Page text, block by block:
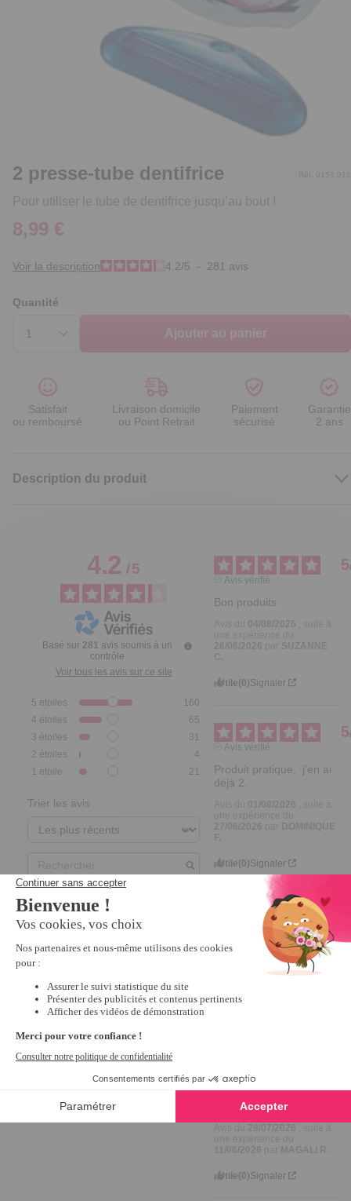
2 presse-tube dentifrice
Pour utiliser le tube de dentifrice jusqu’au bout !
Réf. 9153.016
8,99 €
Voir la description 4.2/5 - 281 avis
Quantité
Ajouter au panier
Satisfait
ou remboursé
Livraison domicile
ou Point Retrait
Paiement
sécurisé
Garantie
2 ans
Description du produit
4.2/5
Basé sur 281 avis soumis à un
contrôle
Voir tous les avis sur ce site
5 étoiles
160
4 étoiles
65
3 étoiles
31
2 étoiles
4
1 étoile 21
Trier les avis
5
Avis vérifié
Bon produits
Utile(0)Signaler
5
Avis vérifié
Produit pratique,  j'en ai
déjà 2.
01/08/2026
, suite à
27/06/2026
DOMINIQUE
Utile(0)Signaler
Avis vérifié
Bien
30/07/2026 , suite à
02/06/2026
Avis vérifié
très  pratique
11/06/2026
MAGALI R.
Utile(0)Signaler